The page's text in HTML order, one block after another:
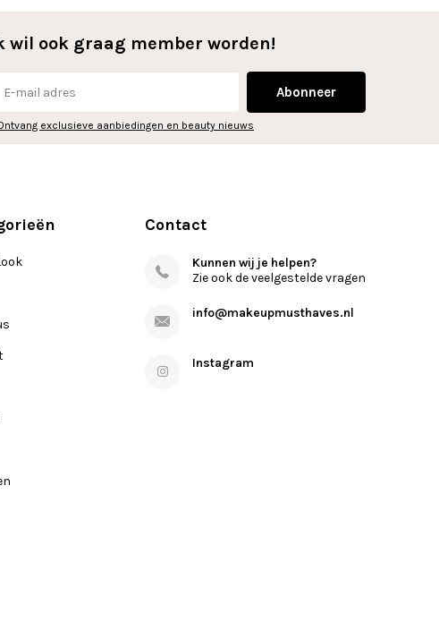
wil ook graag member worden!
Abonneer
exclusieve aanbiedingen en beauty nieuws
Contact
Kunnen wij je helpen?
Zie ook de veelgestelde vragen
info@makeupmusthaves.nl
Instagram